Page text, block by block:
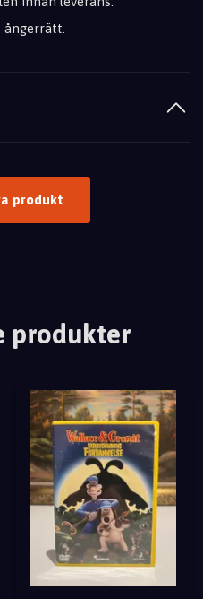
ångerrätt.
produkt
produkter